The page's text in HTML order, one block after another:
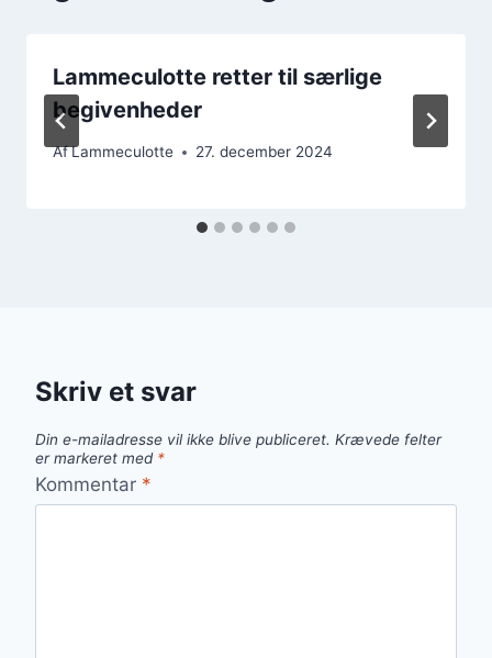
Lammeculotte retter til særlige
begivenheder
AfLammeculotte 27. december 2024
Skriv et svar
Din e-mailadresse vil ikke blive publiceret. Krævede felter
er markeret med *
Kommentar *